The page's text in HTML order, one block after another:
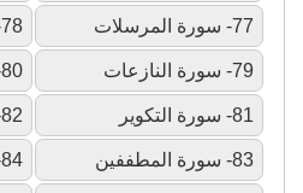
77- سورة المرسلات 78- سورة النبأ
79- سورة النازعات 80- سورة عبس
81- سورة التكوير 82- سورة الانفطار
83- سورة المطففين 84- سورة الانشقاق